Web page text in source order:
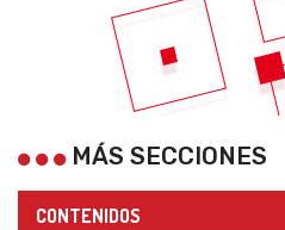
MÁS SECCIONES
CONTENIDOS